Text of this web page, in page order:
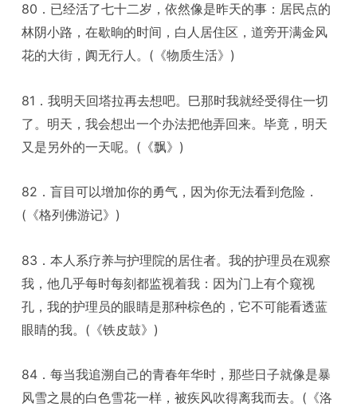
80．已经活了七十二岁，依然像是昨天的事：居民点的
林阴小路，在歇晌的时间，白人居住区，道旁开满金风
花的大街，阗无行人。(《物质生活》)
81．我明天回塔拉再去想吧。巳那时我就经受得住一切
了。明天，我会想出一个办法把他弄回来。毕竟，明天
又是另外的一天呢。(《飘》)
82．盲目可以增加你的勇气，因为你无法看到危险．
(《格列佛游记》)
83．本人系疗养与护理院的居住者。我的护理员在观察
我，他几乎每时每刻都监视着我：因为门上有个窥视
孔，我的护理员的眼睛是那种棕色的，它不可能看透蓝
眼睛的我。(《铁皮鼓》)
84．每当我追溯自己的青春年华时，那些日子就像是暴
风雪之晨的白色雪花一样，被疾风吹得离我而去。(《洛